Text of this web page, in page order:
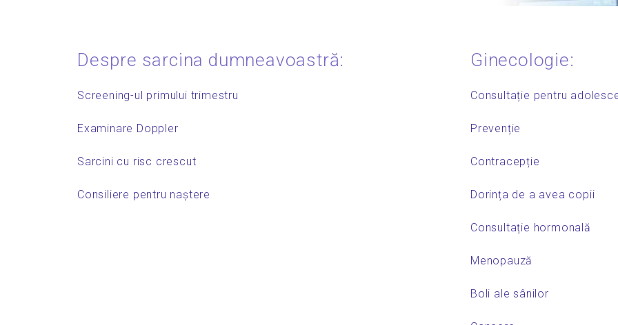
Despre sarcina dumneavoastră:
Screening-ul primului trimestru
Examinare Doppler
Sarcini cu risc crescut
Consiliere pentru naștere
Ginecologie:
Consultație pentru
Prevenție
Contracepție
Dorința de a avea copii
Consultație hormonală
Menopauză
Boli ale sânilor